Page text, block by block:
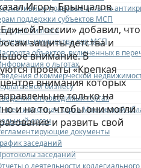
правовые акты по
поддержки субъектов МСП
для бизнеса
имущества для МСП
объектов, включенных в
о льготах
о коммерческой
бизнесу
о проводимых торгах
карта Московской
орган
документы
заседаний
заседаний
о деятельности
Игорь Брынцалов.
России» добавил, что
защиты детства и
внимание. В
проекты «Крепкая
внимания которых
не только на
и на то, чтобы они могли
и развить свой